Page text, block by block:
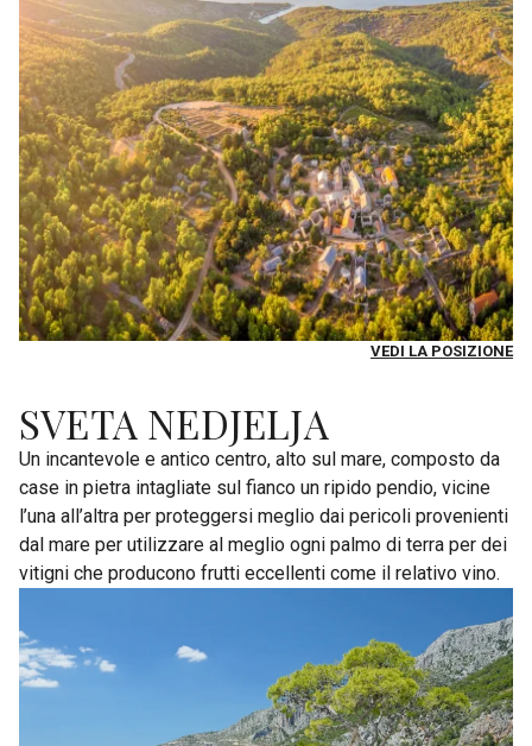
VEDI LA POSIZIONE
SVETA NEDJELJA
Un incantevole e antico centro, alto sul mare, composto da
case in pietra intagliate sul fianco un ripido pendio, vicine
l’una all’altra per proteggersi meglio dai pericoli provenienti
dal mare per utilizzare al meglio ogni palmo di terra per dei
vitigni che producono frutti eccellenti come il relativo vino.